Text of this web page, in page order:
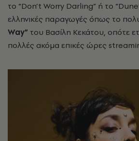
το “Don’t Worry Darling” ή το
ελληνικές παραγωγές όπως το
Way” του Βασίλη Κεκάτου, οπότε
πολλές ακόμα επικές ώρες